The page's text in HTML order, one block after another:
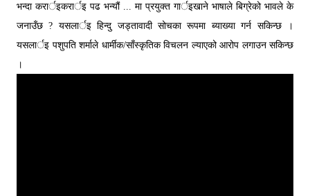
भन्दा करार्इकरार्इ पढ भन्यौं ... मा प्रयुक्त गार्इखाने भाषाले बिग्रेको भावले के
जनाउँछ ? यसलार्इ हिन्दु जड्तावादी सोचका रूपमा ब्याख्या गर्न सकिन्छ ।
यसलार्इ पशुपति शर्माले धार्मीक/साँस्कृतिक विचलन ल्याएको आरोप लगाउन सकिन्छ
।